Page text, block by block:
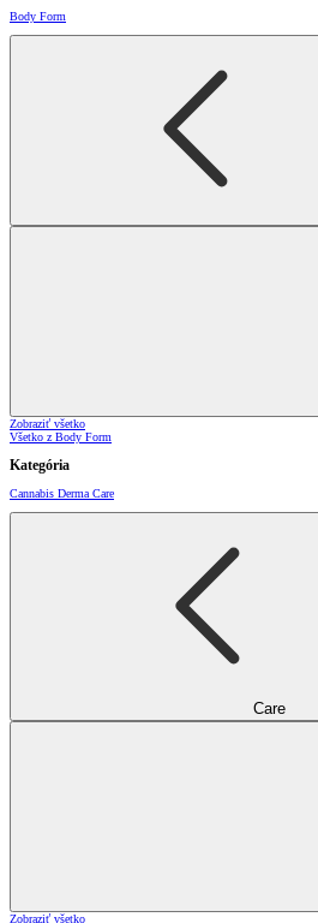
Body Form
Zobraziť všetko
Všetko z Body Form
Kategória
Cannabis Derma Care
Care
Zobraziť všetko